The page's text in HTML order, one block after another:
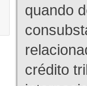
quando
crédito